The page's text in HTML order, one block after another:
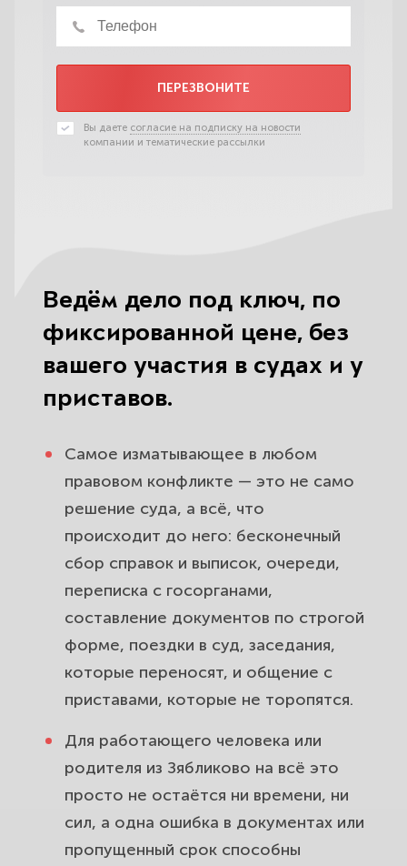
ПЕРЕЗВОНИТЕ
Вы даете согласие на подписку на новости
компании и тематические рассылки
Ведём дело под ключ, по
фиксированной цене, без
вашего участия в судах и у
приставов.
Самое изматывающее в любом
правовом конфликте — это не само
решение суда, а всё, что
происходит до него: бесконечный
сбор справок и выписок, очереди,
переписка с госорганами,
составление документов по строгой
форме, поездки в суд, заседания,
которые переносят, и общение с
приставами, которые не торопятся.
Для работающего человека или
родителя из Зябликово на всё это
просто не остаётся ни времени, ни
сил, а одна ошибка в документах или
пропущенный срок способны